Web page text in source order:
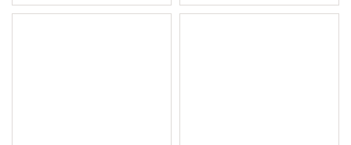
3vrstvé z celulózy FSC® MIX.